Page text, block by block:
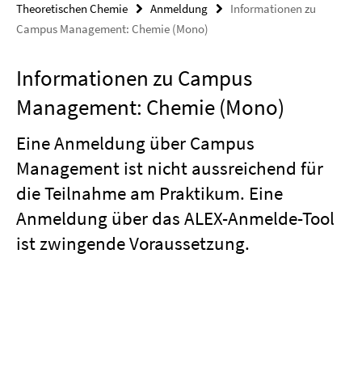
Theoretischen Chemie
Anmeldung
Informationen zu
Campus Management: Chemie (Mono)
Informationen zu Campus
Management: Chemie (Mono)
Eine Anmeldung über Campus
Management ist nicht aussreichend für
die Teilnahme am Praktikum. Eine
Anmeldung über das ALEX-Anmelde-Tool
ist zwingende Voraussetzung.